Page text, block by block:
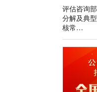
评估咨询
分解及典
核常…